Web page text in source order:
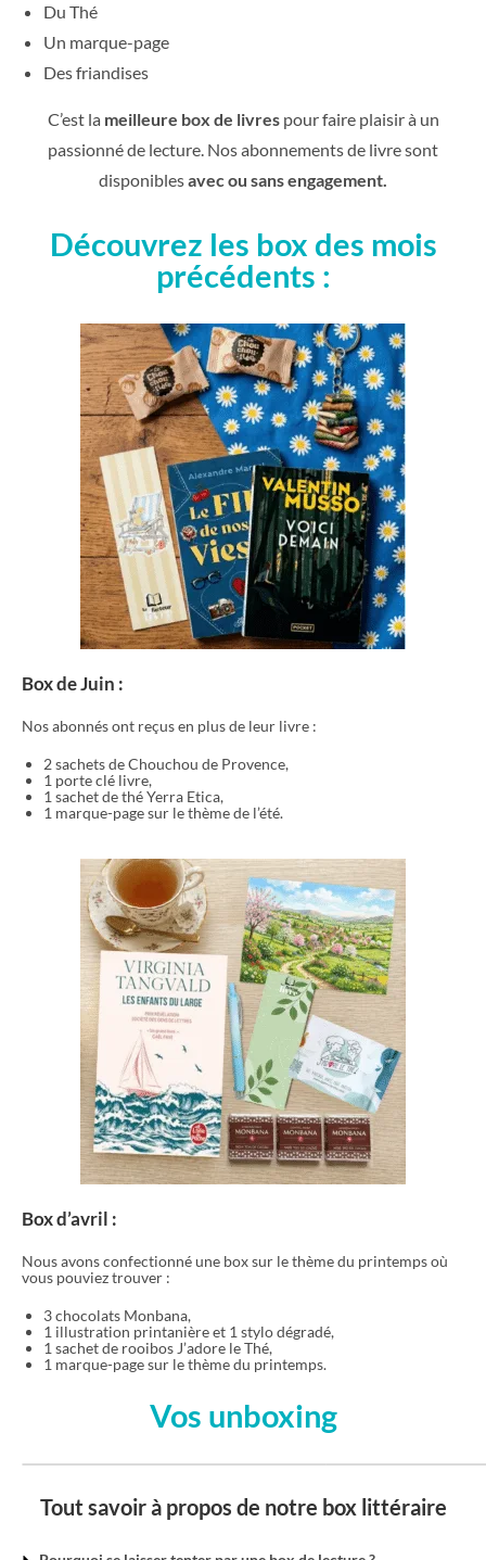
Du Thé
Un marque-page
Des friandises
C’est la meilleure box de livrespour faire plaisir à un
passionné de lecture. Nos abonnements de livre sont
disponiblesavec ou sans engagement.
Découvrez les box des mois
précédents :
Box de Juin :
Nos abonnés ont reçus en plus de leur livre :
2 sachets de Chouchou de Provence,
1 porte clé livre,
1 sachet de thé Yerra Etica,
1 marque-page sur le thème de l’été.
Box d’avril :
Nous avons confectionné une box sur le thème du printemps où
vous pouviez trouver :
3 chocolats Monbana,
1 illustration printanière et 1 stylo dégradé,
1 sachet de rooibos J’adore le Thé,
1 marque-page sur le thème du printemps.
Vos unboxing
Tout savoir à propos de notre box littéraire